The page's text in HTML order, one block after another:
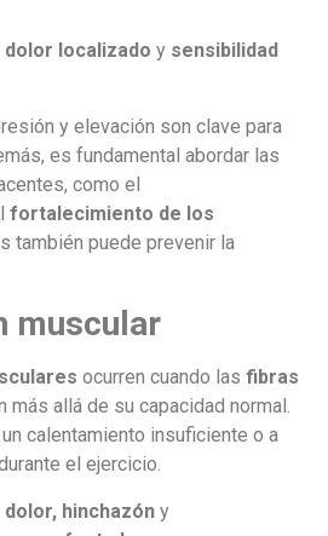
dolor localizado y sensibilidad
y elevación son clave para
es fundamental abordar las
como el
fortalecimiento de los
también puede prevenir la
muscular
ocurren cuando las fibras
más allá de su capacidad normal.
calentamiento insuficiente o a
el ejercicio.
dolor, hinchazón y